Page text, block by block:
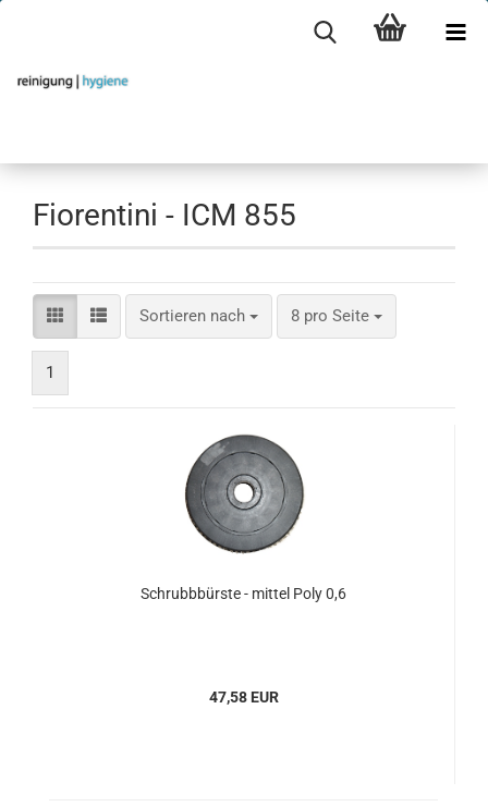
Fiorentini - ICM 855
Sortieren nach
Sortieren nach 8 pro Seite
pro Seite
1
Schrubbbürste - mittel Poly 0,6
47,58 EUR